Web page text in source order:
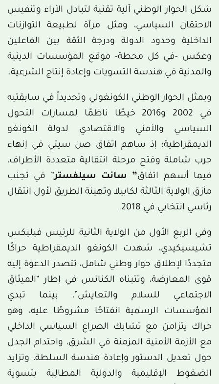
شكل الحوار الوطني آلية تقنية لتبادل الآراء وتنفيس
الاحتقان السياسي، ومثل مرآة لطبيعة التوازنات
الداخلية وحدود الدولة ودرجة الثقة بين الفاعلين
وعكس -في كل محطة- موقع المؤسسات الدينية
والمدنية في هندسة التسويات وإعادة إنتاج الشرعية.
ويمثل الحوار الوطني الكونغولي وتحديداً في سابقتيه
في 2002 و2016 خيطًا ناظمًا لمسارات التحول
السياسي والأمني والاقتصادي لدولة الكونغو
الديمقراطية؛ إذ ساهم اتفاق صن سيتي في إنهاء
حرب شاملة وفتح مرحلة انتقالية متعددة الأطراف،
فيما أسهم اتفاق” سانت سيلفستر” في تجنب
مأزق الولاية الثالثة لكابيلا وتهيئة الطريق لأول انتقال
رئاسي انتخابي في 2018.
وفي الربع الأول من الولاية الثانية للرئيس فيليكس
تشيسيكيدي، شهدت الكونغو الديمقراطية حراكًا
متجددًا لإطلاق حوار وطني شامل، تتصدر الدعوة إليه
قوى المعارضة، وتتبناه الكنائس في إطار “الميثاق
الاجتماعي للسلام والتعايش”، بينما تبدي
المؤسسات الرسمية انفتاحًا مشروطًا عليه، وهو
حراك يتزامن مع تشابك الصراع السياسي الداخلي
مع الأزمة الأمنية المزمنة في الشرق، واحتدام الجدل
حول تعديل الدستور وإعادة هندسة السلطة، وتزايد
الضغوط الإقليمية والدولية المطالِبة بتسوية